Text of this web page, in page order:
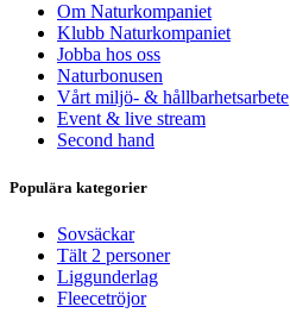
Om Naturkompaniet
Klubb Naturkompaniet
Jobba hos oss
Naturbonusen
Vårt miljö- & hållbarhetsarbete
Event & live stream
Second hand
Populära kategorier
Sovsäckar
Tält 2 personer
Liggunderlag
Fleecetröjor